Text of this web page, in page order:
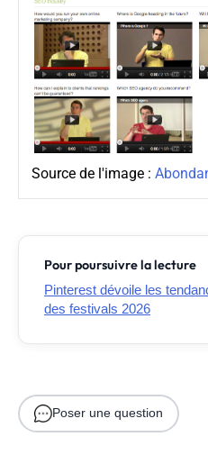
Source de l'image :
Pour poursuivre la lecture
Pinterest dévoile les
des festivals 2026
Poser une question